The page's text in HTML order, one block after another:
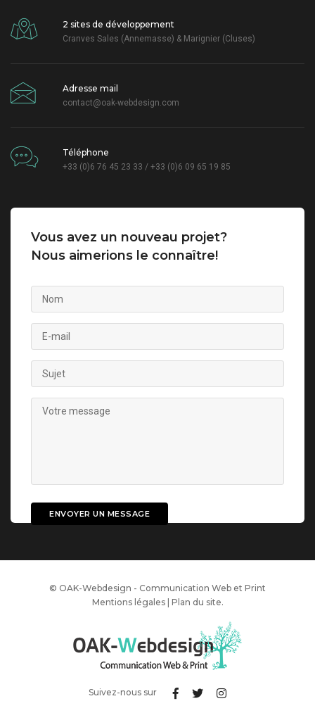
2 sites de développement
Cranves Sales (Annemasse) & Marignier (Cluses)
Adresse mail
contact@oak-webdesign.com
Téléphone
+33 (0)6 76 45 23 33 / +33 (0)6 09 65 19 85
Vous avez un nouveau projet?
Nous aimerions le connaître!
© OAK-Webdesign - Communication Web et Print
Mentions légales| Plan du site.
Suivez-nous sur